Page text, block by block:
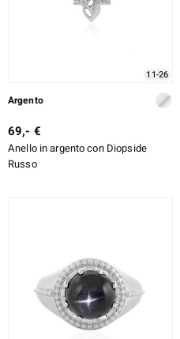
11-26
Argento
69,- €
Anello in argento con Diopside
Russo